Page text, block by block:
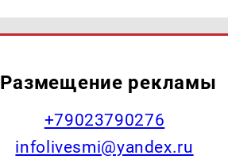
Размещение рекламы
+79023790276
infolivesmi@yandex.ru